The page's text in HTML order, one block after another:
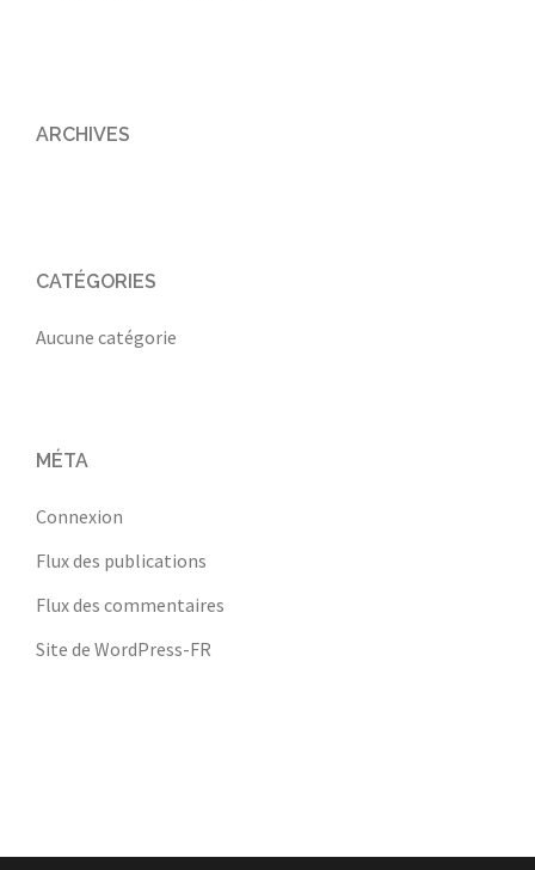
ARCHIVES
CATÉGORIES
Aucune catégorie
MÉTA
Connexion
Flux des publications
Flux des commentaires
Site de WordPress-FR